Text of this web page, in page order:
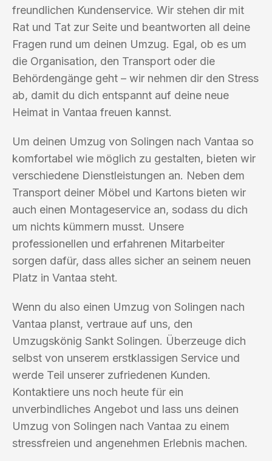
freundlichen Kundenservice. Wir stehen dir mit
Rat und Tat zur Seite und beantworten all deine
Fragen rund um deinen Umzug. Egal, ob es um
die Organisation, den Transport oder die
Behördengänge geht – wir nehmen dir den Stress
ab, damit du dich entspannt auf deine neue
Heimat in Vantaa freuen kannst.
Um deinen Umzug von Solingen nach Vantaa so
komfortabel wie möglich zu gestalten, bieten wir
verschiedene Dienstleistungen an. Neben dem
Transport deiner Möbel und Kartons bieten wir
auch einen Montageservice an, sodass du dich
um nichts kümmern musst. Unsere
professionellen und erfahrenen Mitarbeiter
sorgen dafür, dass alles sicher an seinem neuen
Platz in Vantaa steht.
Wenn du also einen Umzug von Solingen nach
Vantaa planst, vertraue auf uns, den
Umzugskönig Sankt Solingen. Überzeuge dich
selbst von unserem erstklassigen Service und
werde Teil unserer zufriedenen Kunden.
Kontaktiere uns noch heute für ein
unverbindliches Angebot und lass uns deinen
Umzug von Solingen nach Vantaa zu einem
stressfreien und angenehmen Erlebnis machen.